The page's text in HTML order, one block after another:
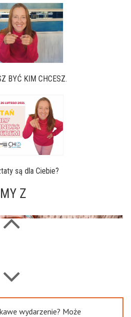
BYĆ KIM CHCESZ.
są dla Ciebie?
Z
wydarzenie? Może